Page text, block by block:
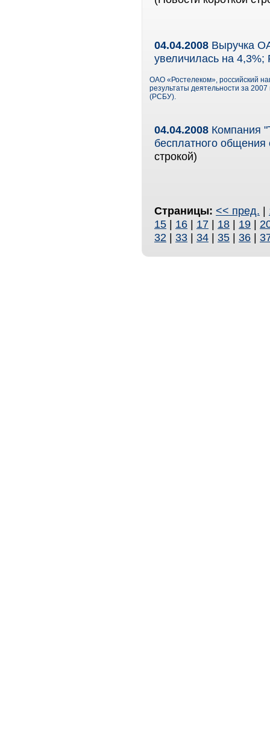
04.04.2008 Выручка
увеличилась на 4,3%;
ОАО «Ростелеком», российский
результаты деятельности за 2007
(РСБУ).
04.04.2008 Компания
бесплатного
строкой)
Страницы: << пред. |
15 | 16 | 17 | 18 | 19 |
32 | 33 | 34 | 35 | 36 |